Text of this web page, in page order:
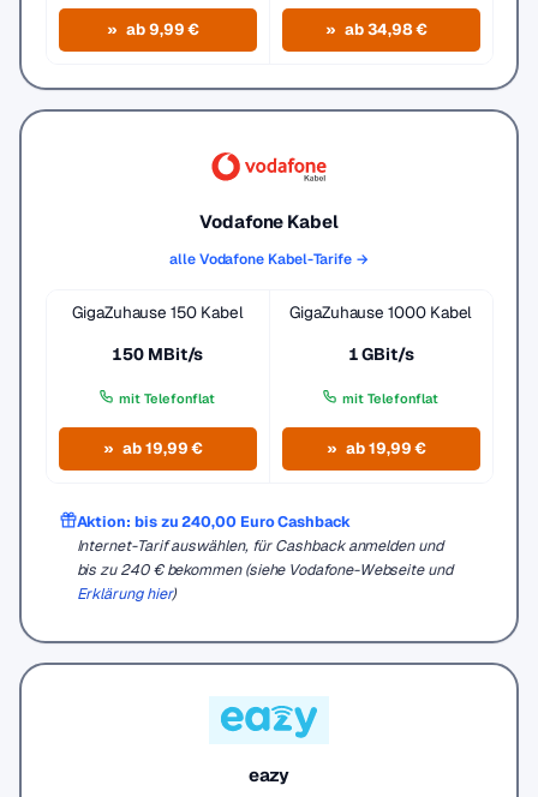
ab 9,99 € ab 34,98 €
Vodafone Kabel
alle Vodafone Kabel-Tarife →
GigaZuhause 150 Kabel
150 MBit/s
mit Telefonflat
ab 19,99 €
GigaZuhause 1000 Kabel
1 GBit/s
mit Telefonflat
ab 19,99 €
Aktion: bis zu 240,00 Euro Cashback
Internet-Tarif auswählen, für Cashback anmelden und
bis zu 240 € bekommen (siehe Vodafone-Webseite und
Erklärung hier)
eazy